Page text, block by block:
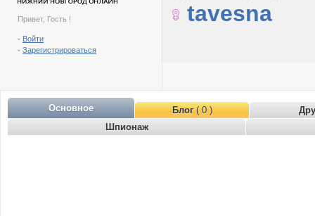
Привет, Гость !
- Войти
- Зарегистрироваться
tavesna
Основное Блог( 0 )
Шпионаж